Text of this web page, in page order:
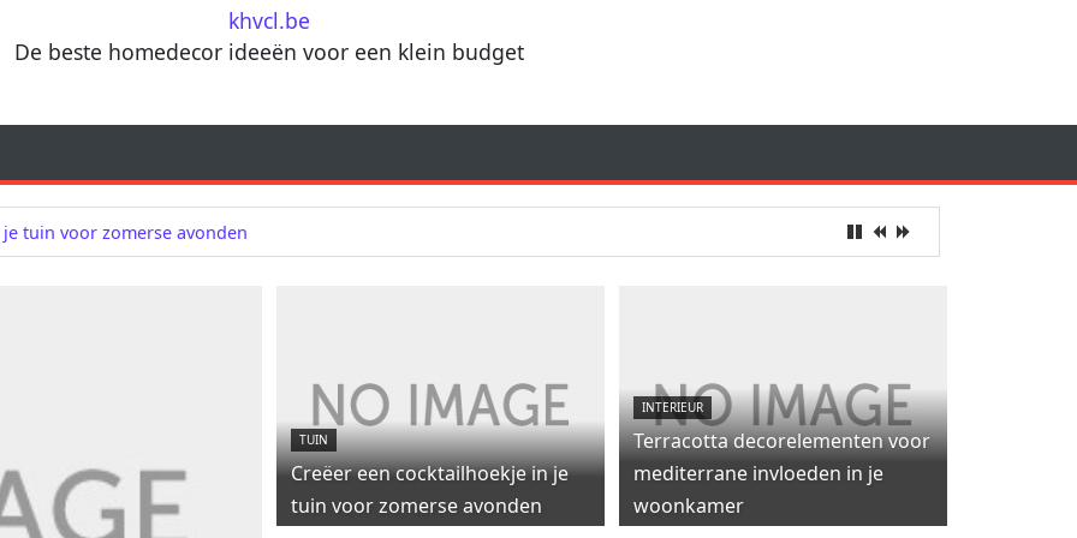
khvcl.be
De beste homedecor ideeën voor een klein budget
tuin voor zomerse avonden
TUIN
Creëer een cocktailhoekje in je
tuin voor zomerse avonden
INTERIEUR
Terracotta decorelementen voor
mediterrane invloeden in je
woonkamer